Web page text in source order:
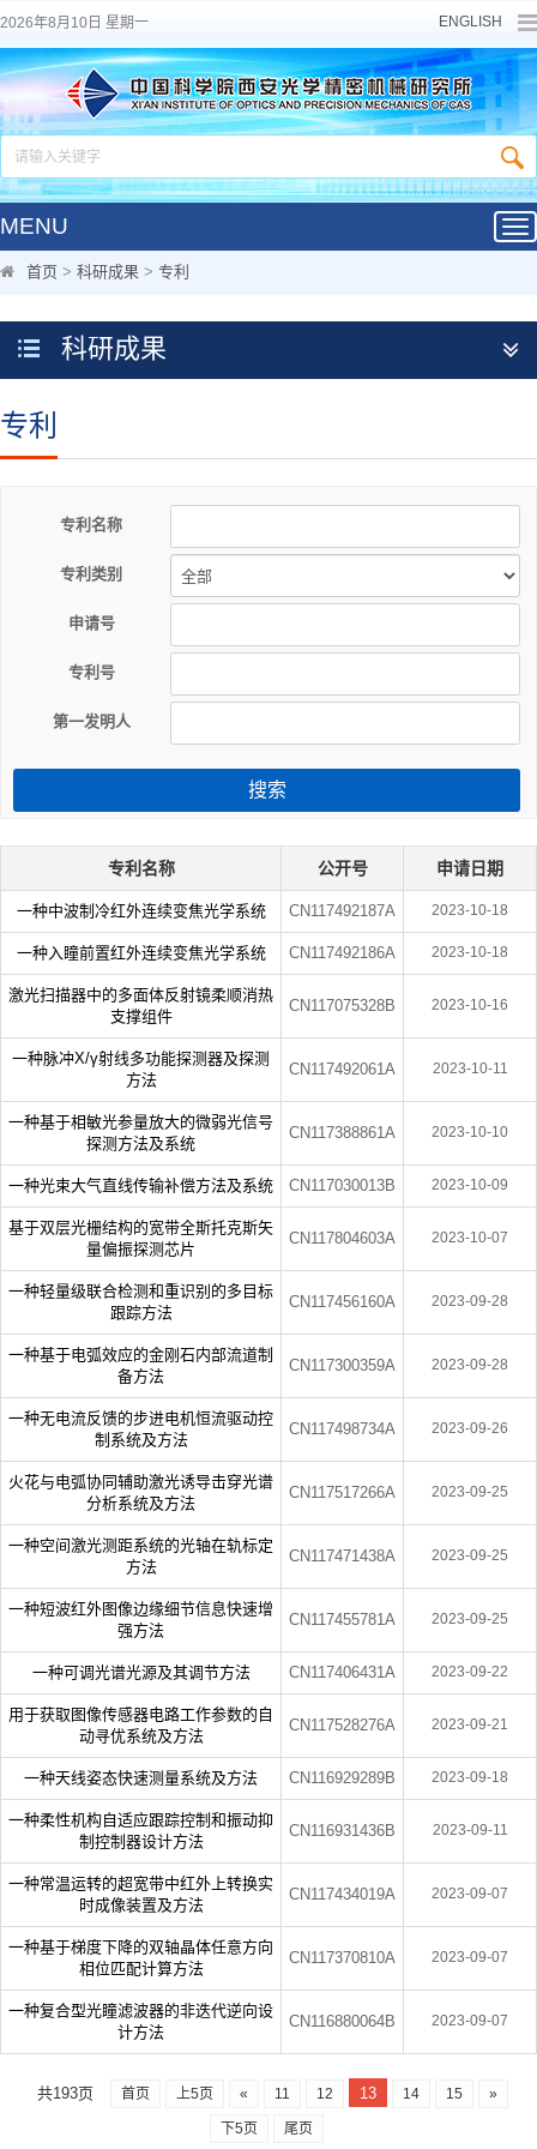
2026年8月10日 星期一 ENGLISH
MENU
首页 > 科研成果 > 专利
科研成果
专利
专利名称
专利类别
申请号
专利号
第一发明人
搜索
专利名称 公开号 申请日期
一种中波制冷红外连续变焦光学系统 CN117492187A 2023-10-18
一种入瞳前置红外连续变焦光学系统 CN117492186A 2023-10-18
激光扫描器中的多面体反射镜柔顺消热
支撑组件
CN117075328B 2023-10-16
一种脉冲X/γ射线多功能探测器及探测
方法
CN117492061A 2023-10-11
一种基于相敏光参量放大的微弱光信号
探测方法及系统
CN117388861A 2023-10-10
一种光束大气直线传输补偿方法及系统 CN117030013B 2023-10-09
基于双层光栅结构的宽带全斯托克斯矢
量偏振探测芯片
CN117804603A 2023-10-07
一种轻量级联合检测和重识别的多目标
跟踪方法
CN117456160A 2023-09-28
一种基于电弧效应的金刚石内部流道制
备方法
CN117300359A 2023-09-28
一种无电流反馈的步进电机恒流驱动控
制系统及方法
CN117498734A 2023-09-26
火花与电弧协同辅助激光诱导击穿光谱
分析系统及方法
CN117517266A 2023-09-25
一种空间激光测距系统的光轴在轨标定
方法
CN117471438A 2023-09-25
一种短波红外图像边缘细节信息快速增
强方法
CN117455781A 2023-09-25
一种可调光谱光源及其调节方法 CN117406431A 2023-09-22
用于获取图像传感器电路工作参数的自
动寻优系统及方法
CN117528276A 2023-09-21
一种天线姿态快速测量系统及方法 CN116929289B 2023-09-18
一种柔性机构自适应跟踪控制和振动抑
制控制器设计方法
CN116931436B 2023-09-11
一种常温运转的超宽带中红外上转换实
时成像装置及方法
CN117434019A 2023-09-07
一种基于梯度下降的双轴晶体任意方向
相位匹配计算方法
CN117370810A 2023-09-07
一种复合型光瞳滤波器的非迭代逆向设
计方法
CN116880064B 2023-09-07
共193页 首页 上5页 « 11 12 13 14 15 »
下5页 尾页